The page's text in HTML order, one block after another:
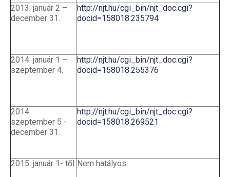
2013. január 2 –
december 31.
http://njt.hu/cgi_bin/njt_doc.cgi?
docid=158018.235794
2014. január 1 –
szeptember 4.
http://njt.hu/cgi_bin/njt_doc.cgi?
docid=158018.255376
2014.
szeptember 5 -
december 31.
http://njt.hu/cgi_bin/njt_doc.cgi?
docid=158018.269521
2015. január 1- től Nem hatályos.